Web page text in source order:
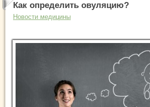
Как определить овуляцию?
Новости медицины